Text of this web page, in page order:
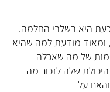
כעת היא בשלבי החלמה.
ומאוד מודעת למה שהיא
של מה שאכלה
שלה לזכור מה
על